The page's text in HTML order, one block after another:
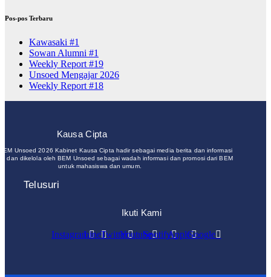
Pos-pos Terbaru
Kawasaki #1
Sowan Alumni #1
Weekly Report #19
Unsoed Mengajar 2026
Weekly Report #18
Kausa Cipta
Unsoed 2026 Kabinet Kausa Cipta hadir sebagai media berita dan informasi
dan dikelola oleh BEM Unsoed sebagai wadah informasi dan promosi dari BEM
untuk mahasiswa dan umum.
Telusuri
Ikuti Kami
InstagramLineTwitterYoutubeSpotifyAppleGoogle